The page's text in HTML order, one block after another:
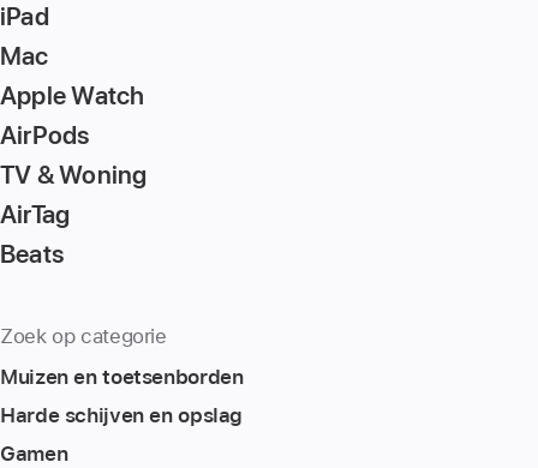
iPad
Mac
Apple Watch
AirPods
TV & Woning
AirTag
Beats
Zoek op categorie
Muizen en toetsenborden
Harde schijven en opslag
Gamen